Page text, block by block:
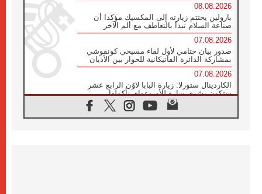
08.08.2026
بارولين يختتم زيارته إلى المكسيك مؤكدا أن
صناعة السلام تبدأ بالتعاطف مع ألم الآخر
07.08.2026
صدور بيان ختامي لأول لقاء مسيحي كونفوشي
بمشاركة الدائرة الفاتيكانية للحوار بين الأديان
07.08.2026
الكاردينال ستورلا: زيارة البابا لاوُن الرابع عشر
ستكون بشرى سارة للأوروغواي بأكملها
الفاتيكان يعلن برنامج الزيارة الرسولية للبابا لاوُن